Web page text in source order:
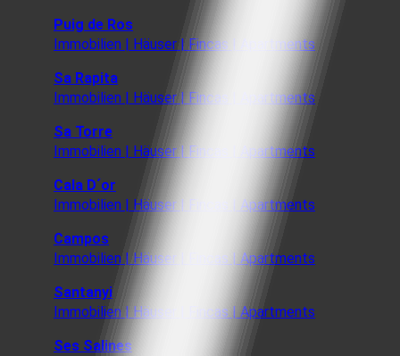
Puig de Ros
Immobilien | Häuser | Fincas | Apartments
Sa Rapita
Immobilien | Häuser | Fincas | Apartments
Sa Torre
Immobilien | Häuser | Fincas | Apartments
Cala D´or
Immobilien | Häuser | Fincas | Apartments
Campos
Immobilien | Häuser | Fincas | Apartments
Santanyi
Immobilien | Häuser | Fincas | Apartments
Ses Salines